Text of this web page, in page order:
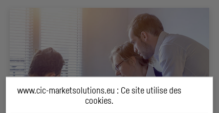
www.cic-marketsolutions.eu : Ce site utilise des
cookies.